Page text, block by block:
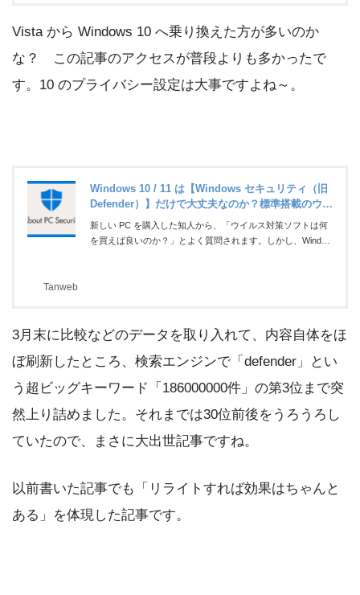
Vista から Windows 10 へ乗り換えた方が多いのか
な？ この記事のアクセスが普段よりも多かったで
す。10 のプライバシー設定は大事ですよね～。
Windows 10 / 11 は【Windows セキュリティ（旧
Defender）】だけで大丈夫なのか？標準搭載のウイ
ルス対...
新しい PC を購入した知人から、「ウイルス対策ソフトは何
を買えば良いのか？」とよく質問されます。しかし、Window
トが必要なのはどのようなユーザーなのか？」というテーマ
ュリティソ...
Tanweb
3月末に比較などのデータを取り入れて、内容自体をほ
ぼ刷新したところ、検索エンジンで「defender」とい
う超ビッグキーワード「186000000件」の第3位まで突
然上り詰めました。それまでは30位前後をうろうろし
ていたので、まさに大出世記事ですね。
以前書いた記事でも「リライトすれば効果はちゃんと
ある」を体現した記事です。